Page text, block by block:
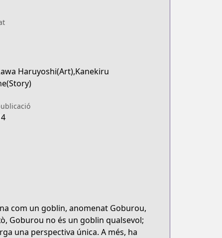
Haruyoshi(Art),Kanekiru
com un goblin, anomenat Goburou,
Goburou no és un goblin qualsevol;
una perspectiva única. A més, ha